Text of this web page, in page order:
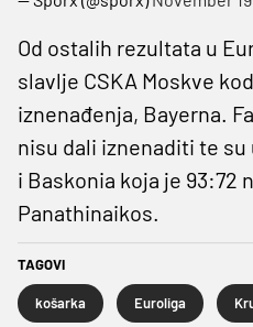
Od ostalih rezultata u
slavlje CSKA Moskve
iznenađenja, Bayerna.
nisu dali iznenaditi te su
i Baskonia koja je 93:72
Panathinaikos.
TAGOVI
košarka Euroliga